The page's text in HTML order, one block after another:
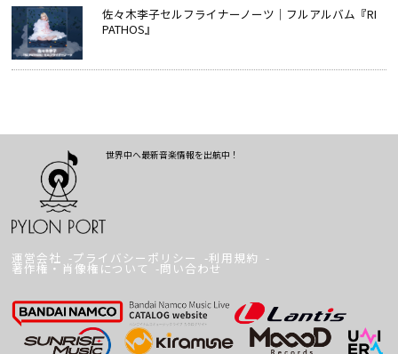
佐々木李子セルフライナーノーツ│フルアルバム『RI
PATHOS』
世界中へ最新音楽情報を出航中！
運営会社 プライバシーポリシー 利用規約
著作権・肖像権について 問い合わせ